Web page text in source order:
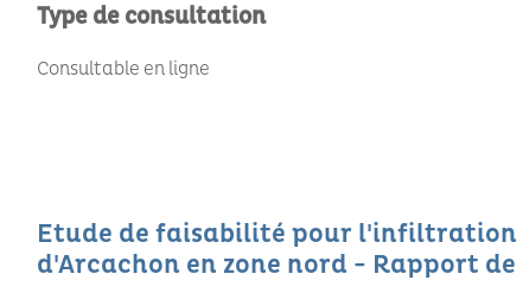
Type de consultation
Consultable en ligne
Etude de faisabilité pour l'infiltration
d'Arcachon en zone nord - Rapport